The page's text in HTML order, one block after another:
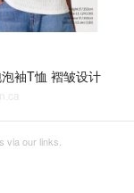
袖T恤 褶皱设计
via our links.